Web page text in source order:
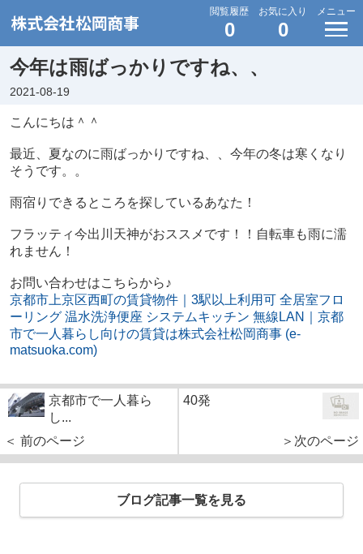
閲覧履歴
0
お気に入り
0
メニュー
今年は雨ばっかりですね、、
2021-08-19
こんにちは＾＾
最近、夏なのに雨ばっかりですね、、今年の冬は寒くなり
そうです。。
雨宿りできるところを探しているあなた！
フラッティ今出川天神がおススメです！！自転車も雨に濡
れません！
お問い合わせはこちらから♪
京都市上京区西町の賃貸物件｜3駅以上利用可 全居室フロ
ーリング 温水洗浄便座 システムキッチン 無線LAN｜京都
市で一人暮らし向けの賃貸は株式会社松岡商事 (e-
matsuoka.com)
京都市で一人暮ら
し...
＜ 前のページ
40発
＞次のページ
ブログ記事一覧を見る